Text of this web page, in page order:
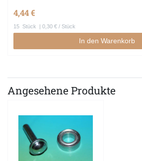
4,44 €
15 Stück | 0,30 € / Stück
In den Warenkorb
Angesehene Produkte